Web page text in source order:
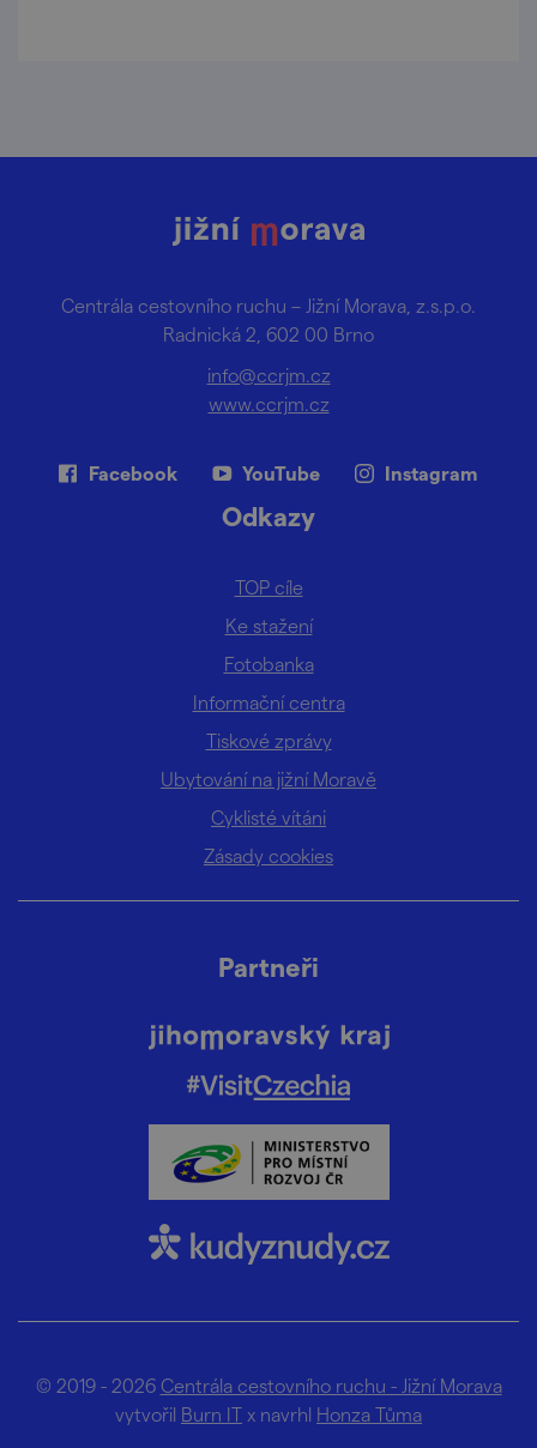
Centrála cestovního ruchu – Jižní Morava, z.s.p.o.
Radnická 2, 602 00 Brno
info@ccrjm.cz
www.ccrjm.cz
Facebook YouTube Instagram
Odkazy
TOP cíle
Ke stažení
Fotobanka
Informační centra
Tiskové zprávy
Ubytování na jižní Moravě
Cyklisté vítáni
Zásady cookies
Partneři
© 2019 - 2026 Centrála cestovního ruchu - Jižní Morava
vytvořil Burn IT x navrhl Honza Tůma